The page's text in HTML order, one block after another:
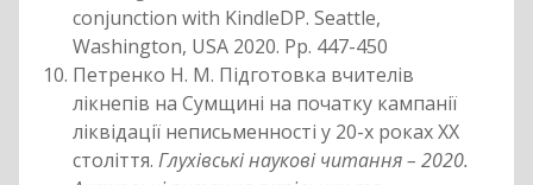
conjunction with KindleDP. Seattle,
Washington, USA 2020. Pp. 447-450
Петренко Н. М. Підготовка вчителів
лікнепів на Сумщині на початку кампанії
ліквідації неписьменності у 20-х роках ХХ
століття. Глухівські наукові читання – 2020.